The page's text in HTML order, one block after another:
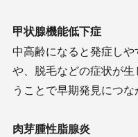
甲状腺機能低下症
中高齢になると発症し
や、脱毛などの症状が
うことで早期発見につな
肉芽腫性脂腺炎